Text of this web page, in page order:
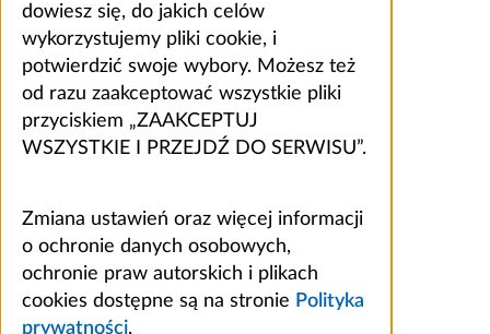
dowiesz się, do jakich celów
wykorzystujemy pliki cookie, i
potwierdzić swoje wybory. Możesz też
od razu zaakceptować wszystkie pliki
przyciskiem „ZAAKCEPTUJ
WSZYSTKIE I PRZEJDŹ DO SERWISU”.
Zmiana ustawień oraz więcej informacji
o ochronie danych osobowych,
ochronie praw autorskich i plikach
cookies dostępne są na stronie Polityka
prywatności.